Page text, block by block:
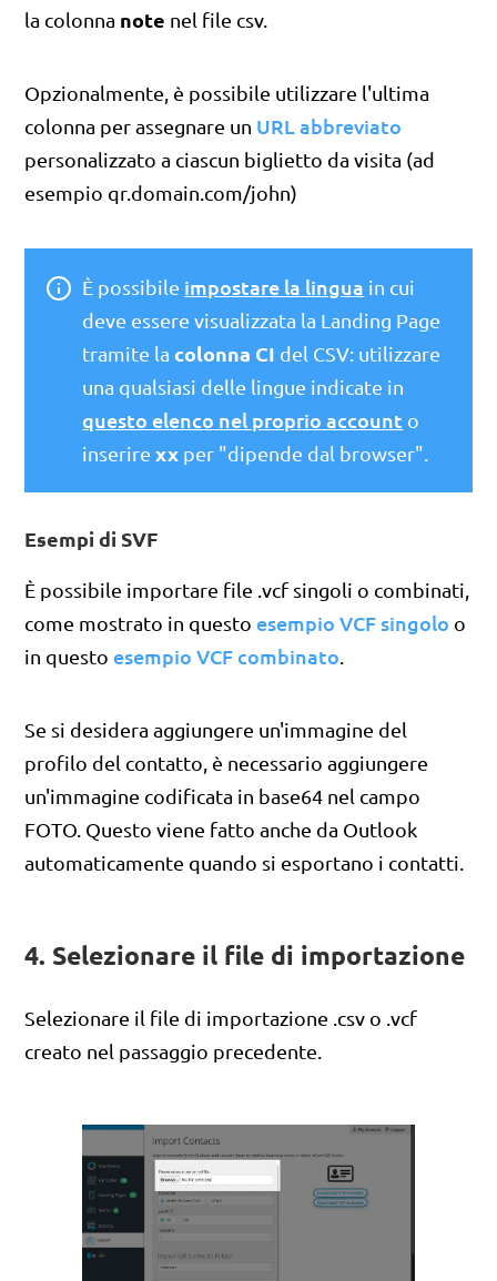
la colonna note nel file csv.
Opzionalmente, è possibile utilizzare l'ultima
colonna per assegnare un URL abbreviato
personalizzato a ciascun biglietto da visita (ad
esempio qr.domain.com/john)
È possibile impostare la lingua in cui
deve essere visualizzata la Landing Page
tramite lacolonna CI del CSV: utilizzare
una qualsiasi delle lingue indicate in
questo elenco nel proprio account o
inserirexx per "dipende dal browser".
Esempi di SVF
È possibile importare file .vcf singoli o combinati,
come mostrato in questo esempio VCF singolo o
in questo esempio VCF combinato
Se si desidera aggiungere un'immagine del
profilo del contatto, è necessario aggiungere
un'immagine codificata in base64 nel campo
FOTO. Questo viene fatto anche da Outlook
automaticamente quando si esportano i contatti.
4. Selezionare il file di importazione
Selezionare il file di importazione .csv o .vcf
creato nel passaggio precedente.